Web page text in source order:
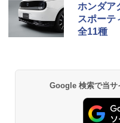
ホンダア
スポーテ
全11種
Google 検索で当サ